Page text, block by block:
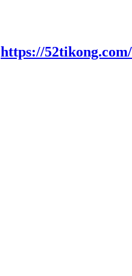
https://